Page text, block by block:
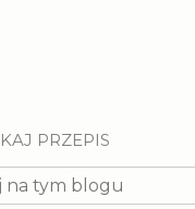
PRZEPIS